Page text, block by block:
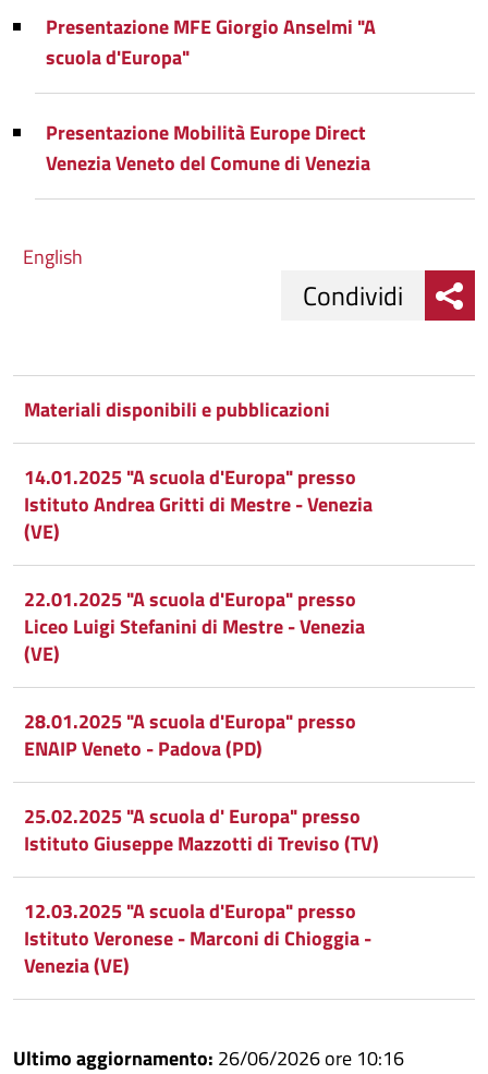
Presentazione MFE Giorgio Anselmi "A
scuola d'Europa"
Presentazione Mobilità Europe Direct
Venezia Veneto del Comune di Venezia
English
Facebook
Condividi
su
Twitter
Condividi
su
Google
Plus
Condividi
su
Whatsapp
Condividi
Materiali disponibili e pubblicazioni
14.01.2025 "A scuola d'Europa" presso
Istituto Andrea Gritti di Mestre - Venezia
(VE)
22.01.2025 "A scuola d'Europa" presso
Liceo Luigi Stefanini di Mestre - Venezia
(VE)
28.01.2025 "A scuola d'Europa" presso
ENAIP Veneto - Padova (PD)
25.02.2025 "A scuola d' Europa" presso
Istituto Giuseppe Mazzotti di Treviso (TV)
12.03.2025 "A scuola d'Europa" presso
Istituto Veronese - Marconi di Chioggia -
Venezia (VE)
Ultimo aggiornamento: 26/06/2026 ore 10:16